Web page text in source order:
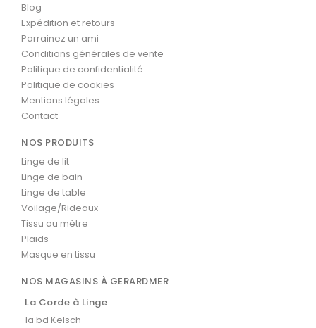
Blog
Expédition et retours
Parrainez un ami
Conditions générales de vente
Politique de confidentialité
Politique de cookies
Mentions légales
Contact
NOS PRODUITS
Linge de lit
Linge de bain
Linge de table
Voilage/Rideaux
Tissu au mètre
Plaids
Masque en tissu
NOS MAGASINS À GERARDMER
La Corde à Linge
1a bd Kelsch